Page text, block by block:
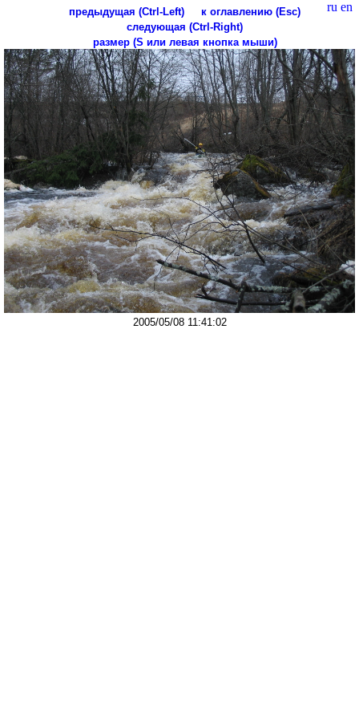
ru en
предыдущая (Ctrl-Left)
к оглавлению (Esc)
следующая (Ctrl-Right)
размер (S или левая кнопка мыши)
2005/05/08 11:41:02